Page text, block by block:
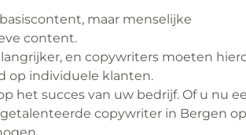
maar menselijke
content.
en copywriters moeten
op individuele klanten.
het succes van uw bedrijf. Of u nu
copywriter in Bergen op